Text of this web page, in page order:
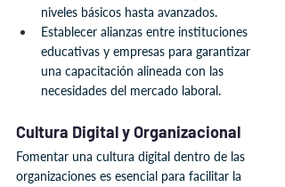
niveles básicos hasta avanzados.
Establecer alianzas entre instituciones
educativas y empresas para garantizar
una capacitación alineada con las
necesidades del mercado laboral.
Cultura Digital y Organizacional
Fomentar una cultura digital dentro de las
organizaciones es esencial para facilitar la